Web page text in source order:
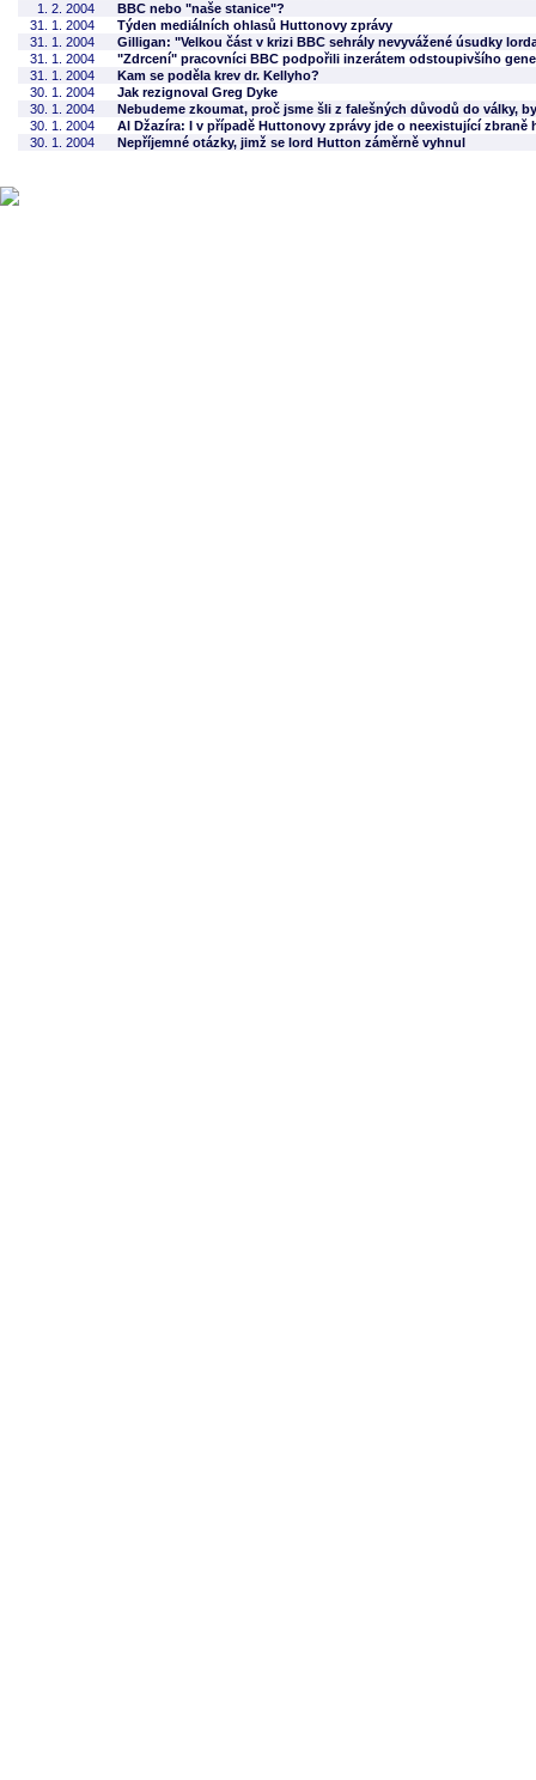
1. 2. 2004
BBC nebo "naše stanice"?
31. 1. 2004
Týden mediálních ohlasů Huttonovy zprávy
31. 1. 2004
Gilligan: "Velkou část v krizi BBC sehrály nevyvážené úsudky
31. 1. 2004
"Zdrcení" pracovníci BBC podpořili inzerátem odstoupivšího
31. 1. 2004
Kam se poděla krev dr. Kellyho?
30. 1. 2004
Jak rezignoval Greg Dyke
30. 1. 2004
Nebudeme zkoumat, proč jsme šli z falešných důvodů do války,
30. 1. 2004
Al Džazíra: I v případě Huttonovy zprávy jde o neexistující zbraně
30. 1. 2004
Nepříjemné otázky, jimž se lord Hutton záměrně vyhnul